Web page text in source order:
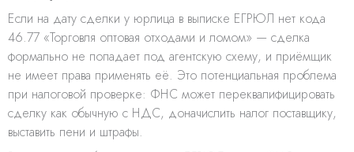
Если на дату сделки у юрлица в выписке ЕГРЮЛ нет кода
46.77 «Торговля оптовая отходами и ломом» — сделка
формально не попадает под агентскую схему, и приёмщик
не имеет права применять её. Это потенциальная проблема
при налоговой проверке: ФНС может переквалифицировать
сделку как обычную с НДС, доначислить налог поставщику,
выставить пени и штрафы.